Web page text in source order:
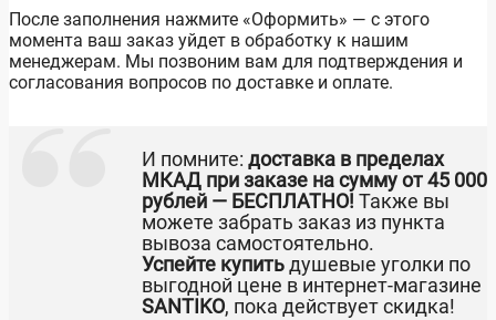
После заполнения нажмите «Оформить» — с этого
момента ваш заказ уйдет в обработку к нашим
менеджерам. Мы позвоним вам для подтверждения и
согласования вопросов по доставке и оплате.
И помните: доставка в пределах
МКАД при заказе на сумму от 45 000
рублей — БЕСПЛАТНО! Также вы
можете забрать заказ из пункта
вывоза самостоятельно.
Успейте купитьдушевые уголки по
выгодной цене в интернет-магазине
SANTIKO, пока действует скидка!